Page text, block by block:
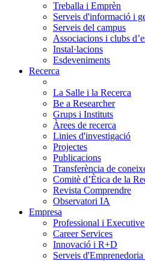
Treballa i Emprèn
Serveis d'informació i
Serveis del campus
Associacions i clubs
Instal·lacions
Esdeveniments
Recerca
La Salle i la Recerca
Be a Researcher
Grups i Instituts
Àrees de recerca
Linies d'investigació
Projectes
Publicacions
Transferència de
Comitè d’Ètica de la
Revista Comprendre
Observatori IA
Empresa
Professional i
Career Services
Innovació i R+D
Serveis